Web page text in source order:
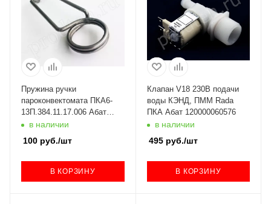
Пружина ручки
пароконвектомата ПКА6-
13П.384.11.17.006 Абат
120000060469
в наличии
100 руб./шт
В КОРЗИНУ
Клапан V18 230В подачи
воды КЭНД, ПММ Rada
ПКА Абат 120000060576
в наличии
495руб./шт
В КОРЗИНУ